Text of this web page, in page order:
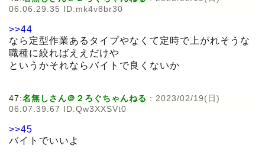
06:06:29.35 ID:mk4v8br30
>>44
なら定型作業あるタイプやなくて定時で上がれそうな
職種に絞ればええだけや
というかそれならバイトで良くないか
47:名無しさん＠２ろぐちゃんねる : 2023/02/19(日)
06:07:39.67 ID:Qw3XXSVt0
>>45
バイトでいいよ